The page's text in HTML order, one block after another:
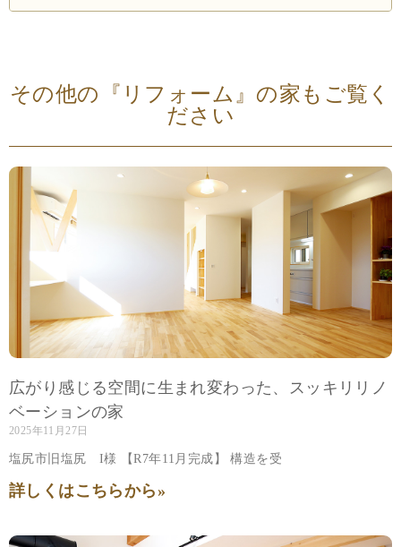
その他の『リフォーム』の家もご覧く
ださい
広がり感じる空間に生まれ変わった、スッキリリノ
ベーションの家
2025年11月27日
塩尻市旧塩尻 I様 【R7年11月完成】 構造を受
詳しくはこちらから»